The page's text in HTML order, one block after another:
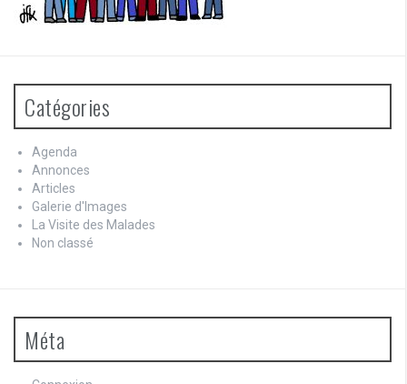
Catégories
Agenda
Annonces
Articles
Galerie d'Images
La Visite des Malades
Non classé
Méta